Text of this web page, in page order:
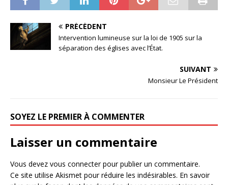
PRÉCÉDENT
Intervention lumineuse sur la loi de 1905 sur la
séparation des églises avec l’État.
SUIVANT
Monsieur Le Président
SOYEZ LE PREMIER À COMMENTER
Laisser un commentaire
Vous devez vous connecterpour publier un commentaire.
Ce site utilise Akismet pour réduire les indésirables. En savoir